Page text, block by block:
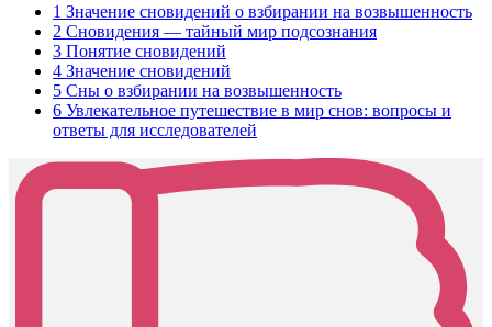
1 Значение сновидений о взбирании на возвышенность
2 Сновидения — тайный мир подсознания
3 Понятие сновидений
4 Значение сновидений
5 Сны о взбирании на возвышенность
6 Увлекательное путешествие в мир снов: вопросы и
ответы для исследователей